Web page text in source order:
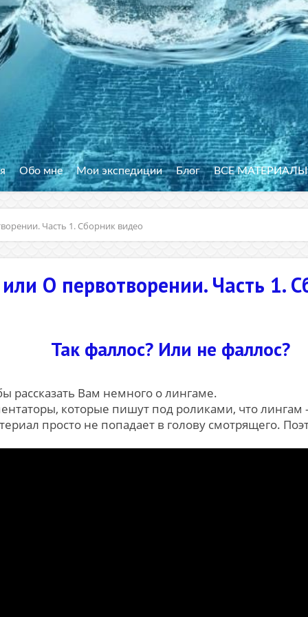
Обо мне Мои экспедиции Блог ВСЕ МАТЕРИАЛЫ
Часть 1. Сборник видео
О первотворении. Часть 1.
Так фаллос? Или не фаллос?
рассказать Вам немного о лингаме.
которые пишут под роликами, что лингам
просто не попадает в голову смотрящего.